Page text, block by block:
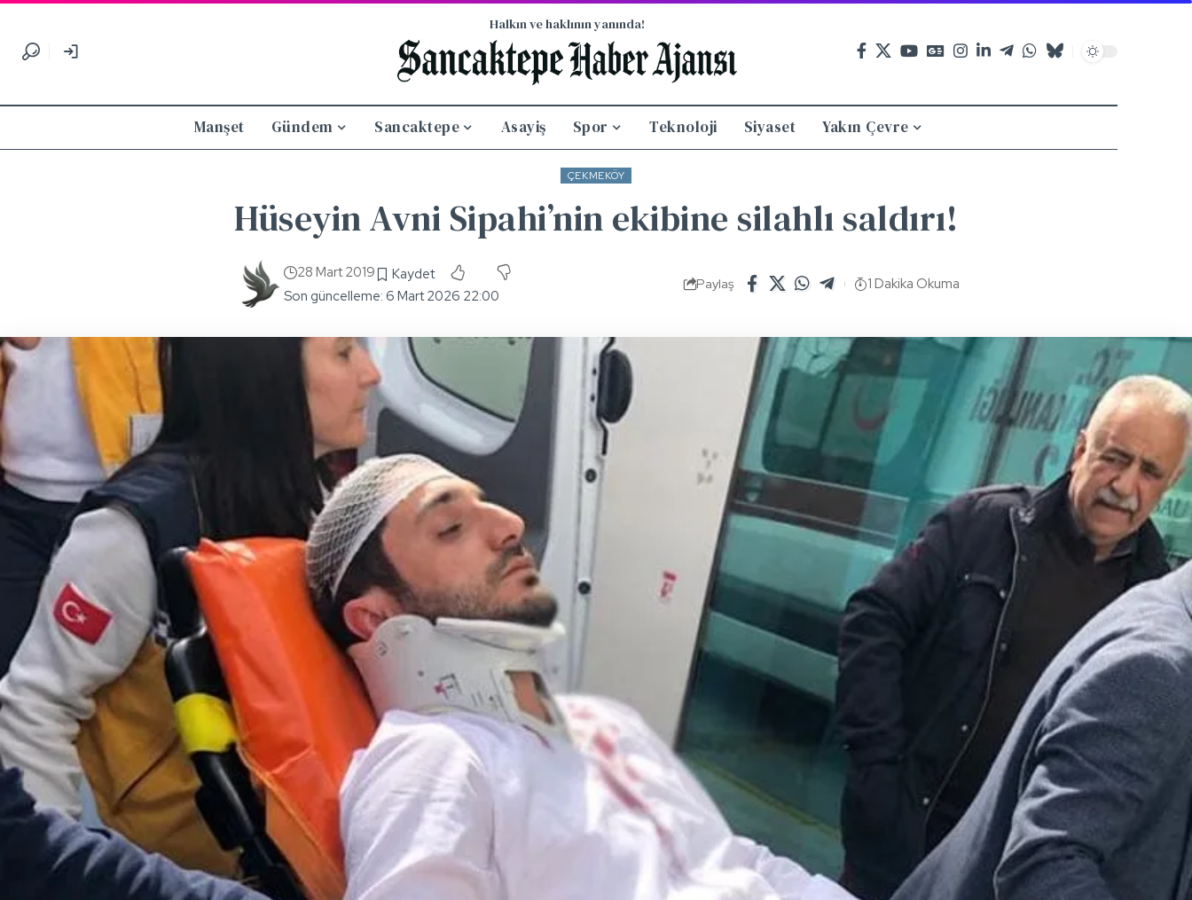
Halkın ve haklının yanında!
Manşet Gündem Sancaktepe Asayiş Spor Teknoloji Siyaset Yakın Çevre
ÇEKMEKÖY
Hüseyin Avni Sipahi’nin ekibine silahlı saldırı!
Son güncelleme: 6 Mart 2026 22:00
28 Mart 2019
Paylaş 1 Dakika Okuma